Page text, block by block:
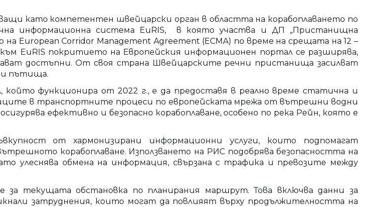
като компетентен швейцарски орган в областта на корабоплаването по
информационна система EuRIS, в която участва и ДП „Пристанищна
European Corridor Management Agreement (ECMA) по време на срещата на 12 –
EuRIS покритието на Европейския информационен портал се разширява,
достъпни. От своя страна Швейцарските речни пристанища засилват
пътища.
функционира от 2022 г., е да предоставя в реално време статична и
в транспортните процеси по европейската мрежа от вътрешни водни
ефективно и безопасно корабоплаване, особено по река Рейн, която е
от хармонизирани информационни услуги, които подпомагат
корабоплаване. Използването на РИС подобрява безопасността на
улеснява обмена на информация, свързана с трафика и превозите между
текущата обстановка по планирания маршрут. Това включва данни за
затруднения, които могат да повлияят върху продължителността на